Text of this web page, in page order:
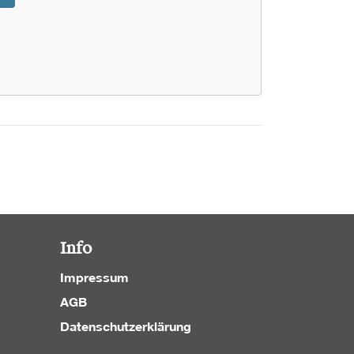
Info
Impressum
AGB
Datenschutzerklärung